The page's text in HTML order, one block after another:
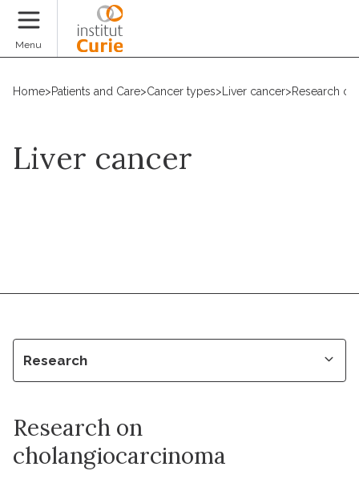
Menu
Home>Patients and Care>Cancer types> Liver cancer>Research
Liver cancer
Research
Research on
cholangiocarcinoma